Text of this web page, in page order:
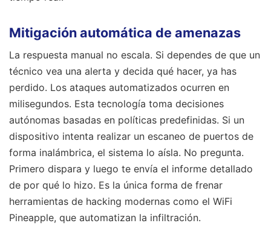
Mitigación automática de amenazas
La respuesta manual no escala. Si dependes de que un
técnico vea una alerta y decida qué hacer, ya has
perdido. Los ataques automatizados ocurren en
milisegundos. Esta tecnología toma decisiones
autónomas basadas en políticas predefinidas. Si un
dispositivo intenta realizar un escaneo de puertos de
forma inalámbrica, el sistema lo aísla. No pregunta.
Primero dispara y luego te envía el informe detallado
de por qué lo hizo. Es la única forma de frenar
herramientas de hacking modernas como el WiFi
Pineapple, que automatizan la infiltración.